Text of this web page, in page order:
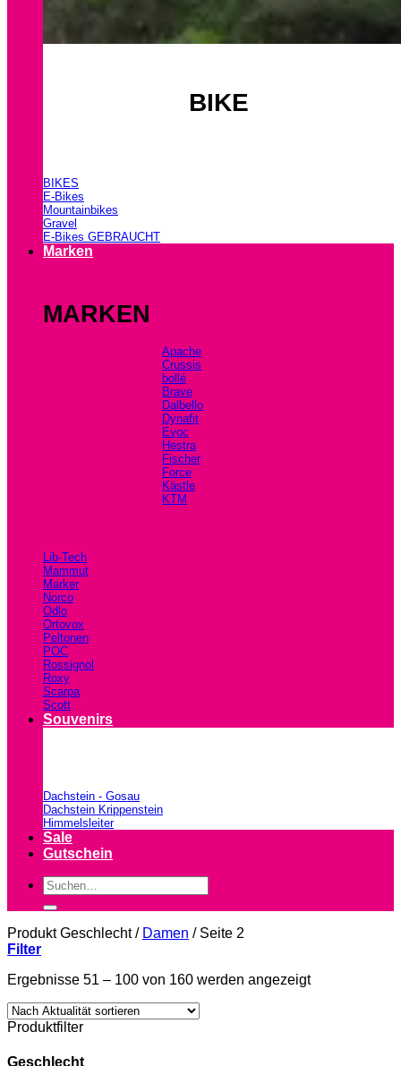
BIKE
BIKES
E-Bikes
Mountainbikes
Gravel
E-Bikes GEBRAUCHT
Marken
MARKEN
Apache
Crussis
bollé
Brave
Dalbello
Dynafit
Evoc
Hestra
Fischer
Force
Kästle
KTM
Lib-Tech
Mammut
Marker
Norco
Odlo
Ortovox
Peltonen
POC
Rossignol
Roxy
Scarpa
Scott
Souvenirs
Dachstein - Gosau
Dachstein Krippenstein
Himmelsleiter
Sale
Gutschein
Suchen
nach:
Produkt Geschlecht/ Damen /Seite 2
Filter
Ergebnisse 51 – 100 von 160 werden angezeigtNach
Produktfilter
Geschlecht